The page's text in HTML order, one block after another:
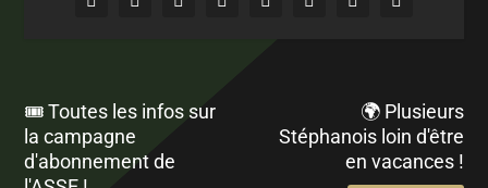
🎟️ Toutes les infos sur
la campagne
d'abonnement de
🌍 Plusieurs
Stéphanois loin d'être
en vacances !